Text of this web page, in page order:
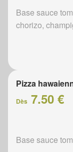
Base sauce
chorizo,
Pizza
Dès 7.50 €
Base sauce